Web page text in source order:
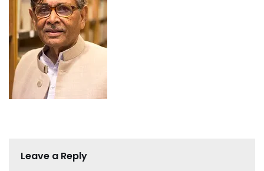
Leave a Reply